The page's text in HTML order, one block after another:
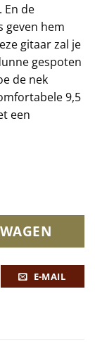
En de
geven hem
gitaar zal je
gespoten
de nek
9,5
een
E-MAIL